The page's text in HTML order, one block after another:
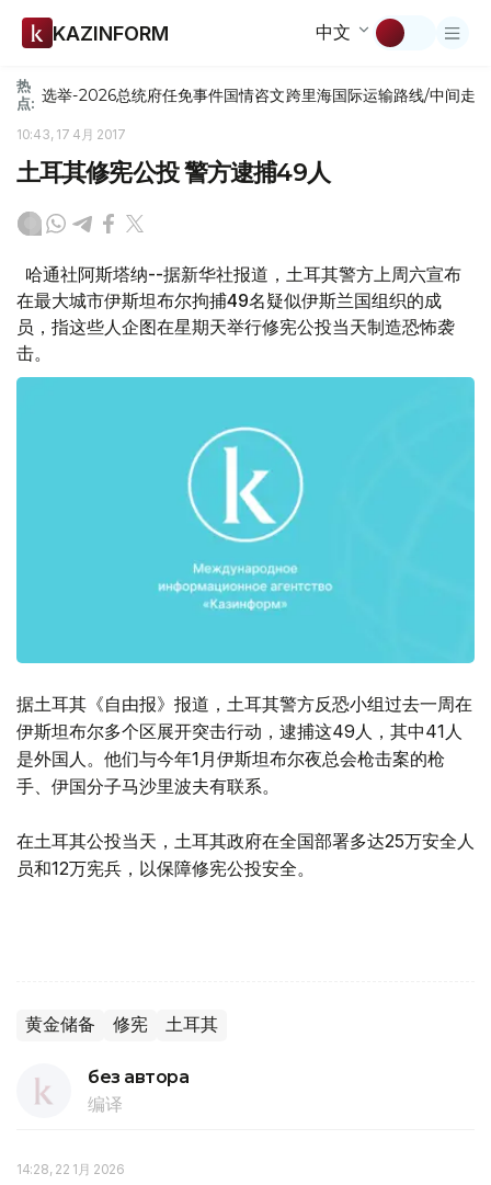
KAZINFORM 中文
热
点: 选举-2026总统府任免事件国情咨文跨里海国际运输路线/中间走廊
10:43, 17 4月 2017
土耳其修宪公投 警方逮捕49人
哈通社阿斯塔纳--据新华社报道，土耳其警方上周六宣布
在最大城市伊斯坦布尔拘捕49名疑似伊斯兰国组织的成
员，指这些人企图在星期天举行修宪公投当天制造恐怖袭
击。
据土耳其《自由报》报道，土耳其警方反恐小组过去一周在
伊斯坦布尔多个区展开突击行动，逮捕这49人，其中41人
是外国人。他们与今年1月伊斯坦布尔夜总会枪击案的枪
手、伊国分子马沙里波夫有联系。
在土耳其公投当天，土耳其政府在全国部署多达25万安全人
员和12万宪兵，以保障修宪公投安全。
黄金储备 修宪 土耳其
без автора
编译
14:28, 22 1月 2026